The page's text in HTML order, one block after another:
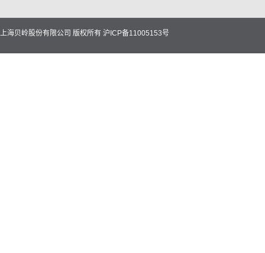
上海贝岭股份有限公司 版权所有 沪ICP备11005153号